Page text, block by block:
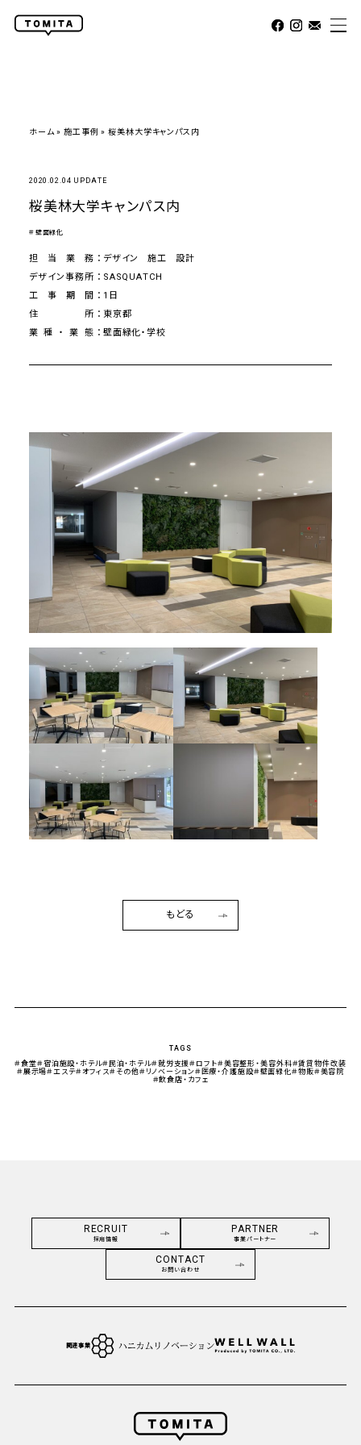
ホーム »施工事例 »桜美林大学キャンパス内
2020.02.04 UPDATE
桜美林大学キャンパス内
＃壁面緑化
担当業務 デザイン 施工
設計
デザイン事務所
SASQUATCH
工事期間
1日
住所
東京都
業種・業態
壁面緑化・学校
もどる
TAGS
＃食堂＃宿泊施設・ホテル＃民泊・ホテル＃就労支援＃ロフト＃美容整形・美容外科＃賃貸物件改装
＃展示場＃エステ＃オフィス＃その他＃リノベーション＃医療・介護施設＃壁面緑化＃物販＃美容院
＃飲食店・カフェ
RECRUIT
採用情報
PARTNER
事業パートナー
CONTACT
お問い合わせ
関連事業